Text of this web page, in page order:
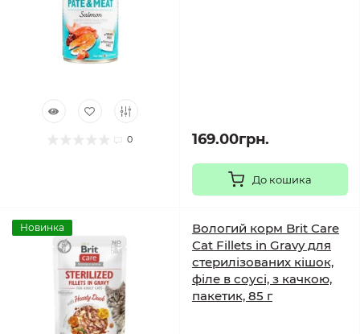
0 169.00грн.
До кошика
Новинка
Вологий корм Brit Care
Cat Fillets in Gravy для
стерилізованих кішок,
філе в соусі, з качкою,
пакетик, 85 г